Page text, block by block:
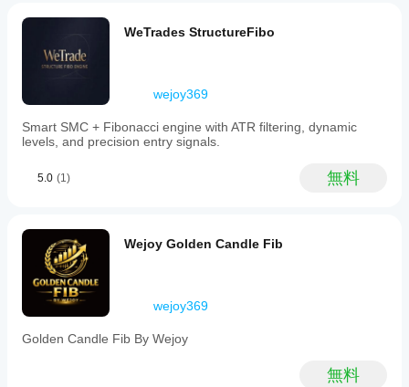
entry
suitable
for
execution.
It
supports
as
reversal,
level
touch,
and
level
break
based
bar
WeTrades StructureFibo
wejoy369
Smart SMC + Fibonacci engine with ATR filtering, dynamic
levels, and precision entry signals.
5.0 (1) 無料
Wejoy Golden Candle Fib
wejoy369
Golden Candle Fib By Wejoy
無料